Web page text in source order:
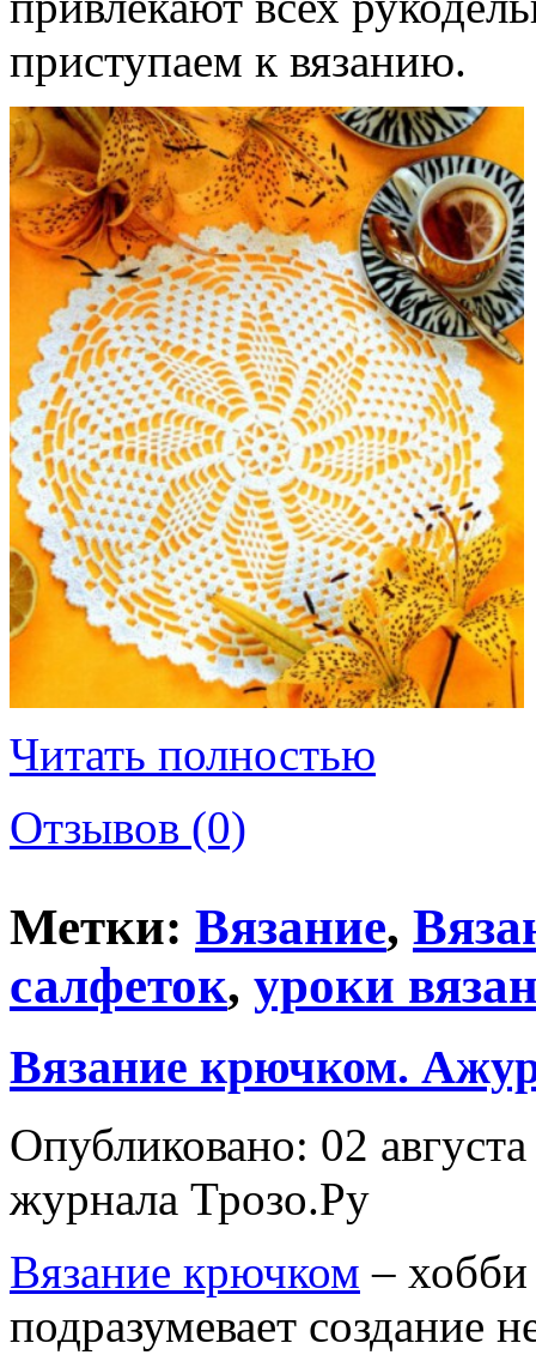
приступаем к вязанию.
Читать полностью
Отзывов (0)
Метки: Вязание,
салфеток, уроки
Вязание крючком.
Опубликовано: 02
журнала Трозо.Ру
Вязание крючком –
подразумевает создание